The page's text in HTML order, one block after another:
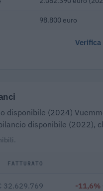
98.800 euro
disponibile (2024)
disponibile (2022),
FATTURATO
32.629.769 -11,6%